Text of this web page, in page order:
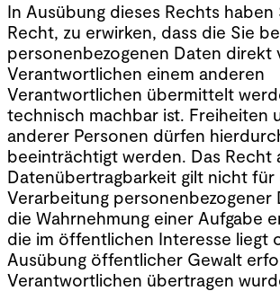
In Ausübung dieses Rechts haben
Recht, zu erwirken, dass die Sie
personenbezogenen Daten direkt
Verantwortlichen einem anderen
Verantwortlichen übermittelt
technisch machbar ist. Freiheiten
anderer Personen dürfen
beeinträchtigt werden. Das Recht
Datenübertragbarkeit gilt nicht für
Verarbeitung personenbezogener
die Wahrnehmung einer Aufgabe
die im öffentlichen Interesse liegt
Ausübung öffentlicher Gewalt
Verantwortlichen übertragen